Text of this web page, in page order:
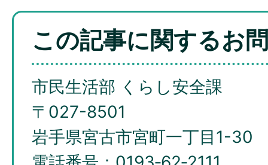
この記事に関するお
市民生活部 くらし安全課
〒027-8501
岩手県宮古市宮町一丁目1-30